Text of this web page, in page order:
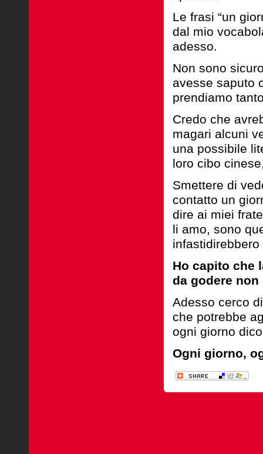
Le frasi “un
dal mio
adesso.
Non sono
avesse saputo
prendiamo
Credo che
magari alcuni
una possibile
loro cibo
Smettere di
contatto un
dire ai miei
li amo, sono
Ho capito che
da godere non
Adesso cerco
che potrebbe
ogni giorno
Ogni giorno,